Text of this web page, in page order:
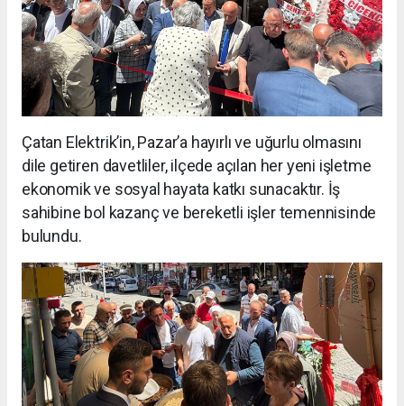
Çatan Elektrik’in, Pazar’a hayırlı ve uğurlu olmasını
dile getiren davetliler, ilçede açılan her yeni işletme
ekonomik ve sosyal hayata katkı sunacaktır. İş
sahibine bol kazanç ve bereketli işler temennisinde
bulundu.